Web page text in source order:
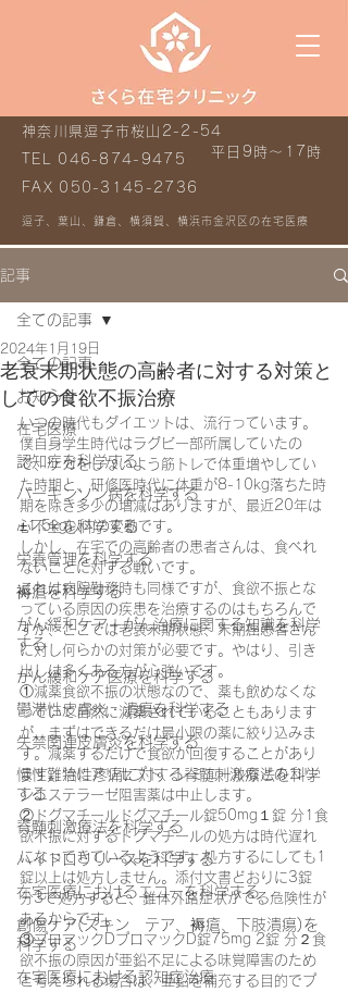
平日9時～17時
神奈川県逗子市桜山2-2-54
TEL 046-874-9475
FAX 050-3145-2736
逗子、葉山、鎌倉、横須賀、横浜市金沢区の在宅医療
記事
全ての記事
お知らせ
在宅医療
認知症を科学する
パーキンソン病を科学する
心不全を科学する
栄養管理を科学する
褥瘡を科学する
がん緩和ケア＋がん治療に関する知識を科学
する
がん緩和ケア医療を科学する
鬱滞性皮膚炎・潰瘍を科学する
失禁関連皮膚炎を科学する
慢性難治性疼痛に対する脊髄刺激療法を科学
する
脊髄刺激療法を科学する
ハイドロリリースを科学する
在宅医療におけるエコーを科学する
創傷ケア(スキン テア、褥瘡、下肢潰瘍)を
科学する
在宅医療における認知症治療
全ての記事
老衰末期状態の高齢者に対する対策と
しての食欲不振治療
2024年1月19日
いつの時代もダイエットは、流行っています。
僕自身学生時代はラグビー部所属していたの
で、ケガをしないよう筋トレで体重増やしてい
た時期と、研修医時代に体重が8-10kg落ちた時
期を除き多少の増減はありますが、最近20年は
±1.5kg以内の変動です。
しかし、在宅での高齢者の患者さんは、食べれ
ないことに対する戦いです。
これは病院勤務時も同様ですが、食欲不振とな
っている原因の疾患を治療するのはもちろんで
すが、ここでは老衰末期状態、末期癌患者さん
に対し何らかの対策が必要です。やはり、引き
出しは多くある方が心強いです。
①減薬食欲不振の状態なので、薬も飲めなくな
っていて自然に減薬されていることもあります
が、まずはできるだけ最小限の薬に絞り込みま
す。減薬するだけで食欲が回復することがあり
ます。特にアリセプト、レミニールなどのコリ
ンエステラーゼ阻害薬は中止します。
②ドグマチールドグマチール錠50mg１錠 分1食
欲不振に対するドグマチールの処方は時代遅れ
になってきているようです。処方するにしても1
錠以上は処方しません。添付文書どおりに3錠
分3で処方すると、錐体外路症状がでる危険性が
あるからです。
③プロマックDプロマックD錠75mg 2錠 分２食
欲不振の原因が亜鉛不足による味覚障害のため
と考えられる場合は、亜鉛を補充する目的でプ